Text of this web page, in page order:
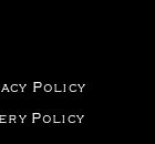
Policy
Policy